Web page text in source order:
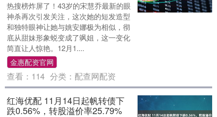
热搜榜炸屏了！43岁的宋慧乔最新的眼
神杀再次引发关注，这次她的短发造型
和独特眼神让她与姚安娜极为相似，彻
底从甜妹形象蜕变成了飒姐，这一变化
简直让人惊艳。12月1....
金惠配资官网
查看： 114 分类： 配查网配资
红海优配 11月14日起帆转债下
跌0.56%，转股溢价率25.79%